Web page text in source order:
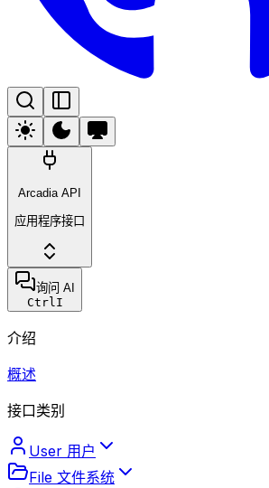
Arcadia API
应用程序接口
询问 AI
CtrlI
介绍
概述
接口类别
User 用户
File 文件系统